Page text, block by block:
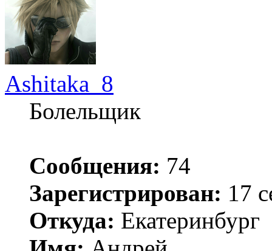
Ashitaka_8
Болельщик
Сообщения: 74
Зарегистрирован: 17
Откуда: Екатеринбург